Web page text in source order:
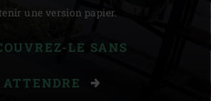
une version papier.
LE SANS
ATTENDRE